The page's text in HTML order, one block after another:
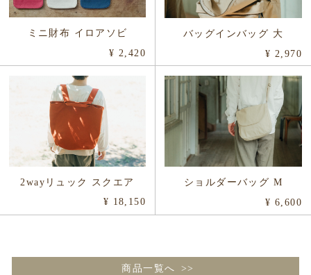
ミニ財布 イロアソビ
¥ 2,420
バッグインバッグ 大
¥ 2,970
2wayリュック スクエア
¥ 18,150
ショルダーバッグ M
¥ 6,600
商品一覧へ